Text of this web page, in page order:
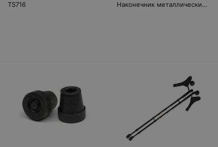
TS716
Наконечник металлический